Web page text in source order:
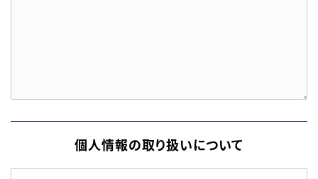
個人情報の取り扱いについて